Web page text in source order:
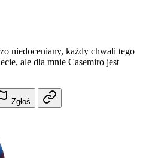
niedoceniany, każdy chwali tego
ale dla mnie Casemiro jest
Zgłoś